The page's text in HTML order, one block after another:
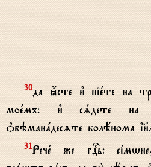
30да ћсте и3 піeте на
моeмъ: и3 сsдете на
nбэманaдесzте колёнома
31Речe же гDь: